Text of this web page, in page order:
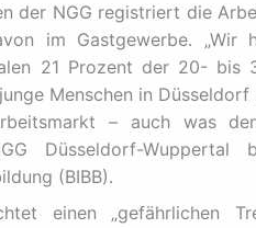
der NGG registriert die
im Gastgewerbe. „Wir
21 Prozent der 20- bis
Menschen in
– auch was
Düsseldorf-
(BIBB).
einen „gefährlichen